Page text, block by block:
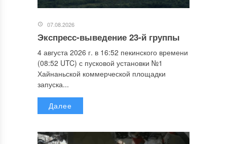
07.08.2026
Экспресс-выведение 23-й группы
4 августа 2026 г. в 16:52 пекинского времени
(08:52 UTC) с пусковой установки №1
Хайнаньской коммерческой площадки
запуска...
Далее